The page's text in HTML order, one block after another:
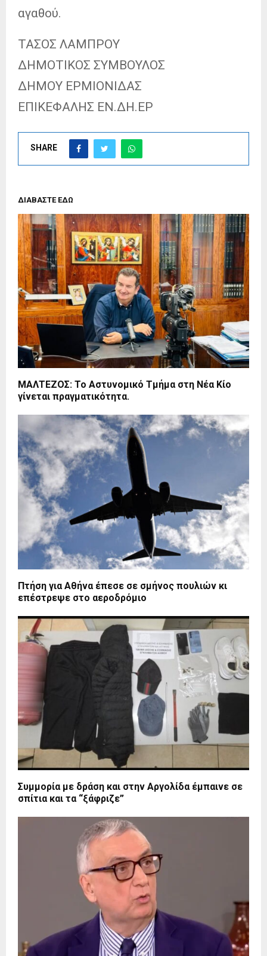
αγαθού.
ΤΑΣΟΣ ΛΑΜΠΡΟΥ
ΔΗΜΟΤΙΚΟΣ ΣΥΜΒΟΥΛΟΣ
ΔΗΜΟΥ ΕΡΜΙΟΝΙΔΑΣ
ΕΠΙΚΕΦΑΛΗΣ ΕΝ.ΔΗ.ΕΡ
SHARE
ΔΙΑΒΑΣΤΕ ΕΔΩ
ΜΑΛΤΕΖΟΣ: Το Αστυνομικό Τμήμα στη Νέα Κίο
γίνεται πραγματικότητα.
Πτήση για Αθήνα έπεσε σε σμήνος πουλιών κι
επέστρεψε στο αεροδρόμιο
Συμμορία με δράση και στην Αργολίδα έμπαινε σε
σπίτια και τα “ξάφριζε”